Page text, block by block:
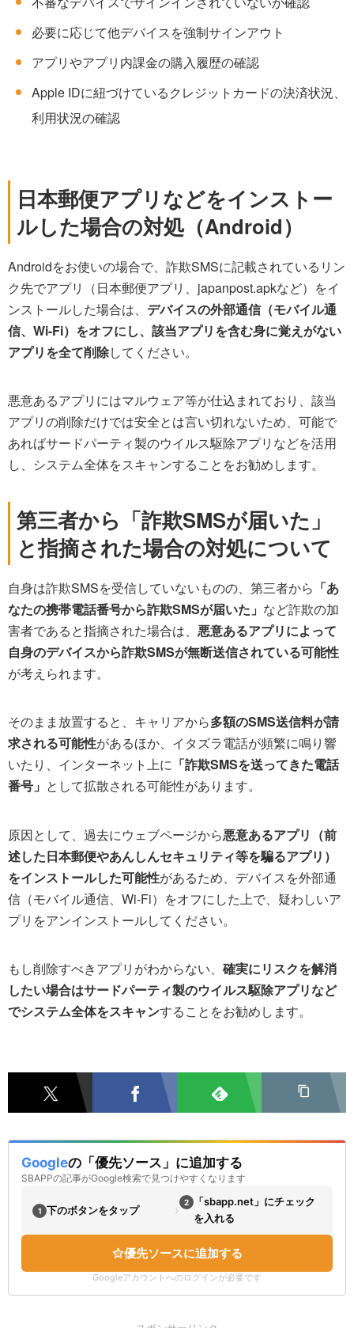
必要に応じて他デバイスを強制サインアウト
アプリやアプリ内課金の購入履歴の確認
Apple IDに紐づけているクレジットカードの決済状況、
利用状況の確認
日本郵便アプリなどをインストー
ルした場合の対処（Android）
Androidをお使いの場合で、詐欺SMSに記載されているリン
ク先でアプリ（日本郵便アプリ、japanpost.apkなど）をイ
ンストールした場合は、 デバイスの外部通信（モバイル通
信、Wi-Fi）をオフにし、該当アプリを含む身に覚えがない
アプリを全て削除してください。
悪意あるアプリにはマルウェア等が仕込まれており、該当
アプリの削除だけでは安全とは言い切れないため、可能で
あればサードパーティ製のウイルス駆除アプリなどを活用
し、システム全体をスキャンすることをお勧めします。
第三者から「詐欺SMSが届いた」
と指摘された場合の対処について
自身は詐欺SMSを受信していないものの、第三者から 「あ
なたの携帯電話番号から詐欺SMSが届いた」 など詐欺の加
害者であると指摘された場合は、 悪意あるアプリによって
自身のデバイスから詐欺SMSが無断送信されている可能性
が考えられます。
そのまま放置すると、キャリアから多額のSMS送信料が請
求される可能性があるほか、イタズラ電話が頻繁に鳴り響
いたり、インターネット上に 「詐欺SMSを送ってきた電話
番号」 として拡散される可能性があります。
原因として、過去にウェブページから悪意あるアプリ（前
述した日本郵便やあんしんセキュリティ等を騙るアプリ）
をインストールした可能性があるため、デバイスを外部通
信（モバイル通信、Wi-Fi）をオフにした上で、疑わしいア
プリをアンインストールしてください。
もし削除すべきアプリがわからない、 確実にリスクを解消
したい場合はサードパーティ製のウイルス駆除アプリなど
でシステム全体をスキャンすることをお勧めします。
Googleの「優先ソース」に追加する
SBAPPの記事がGoogle検索で見つけやすくなります
1 下のボタンをタップ › 2
「sbapp.net」にチェック
を入れる
優先ソースに追加する
Googleアカウントへのログインが必要です